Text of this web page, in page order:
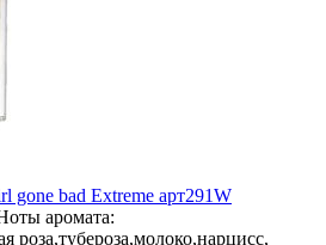
gone bad Extreme арт291W
аромата:
роза,тубероза,молоко,нарцисс,